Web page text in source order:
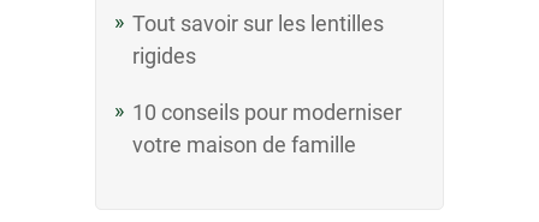
Tout savoir sur les lentilles
rigides
10 conseils pour moderniser
votre maison de famille